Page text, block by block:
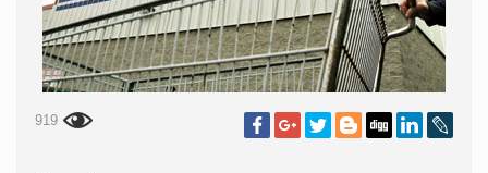
919